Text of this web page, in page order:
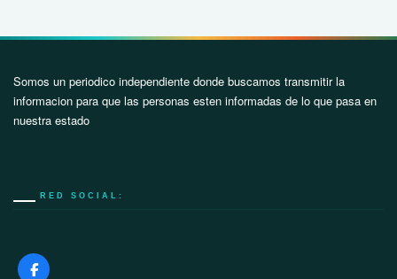
Somos un periodico independiente donde buscamos transmitir la
informacion para que las personas esten informadas de lo que pasa en
nuestra estado
RED SOCIAL: